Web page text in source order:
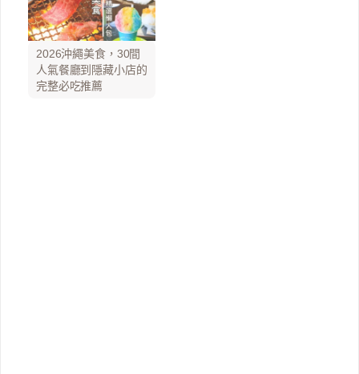
2026沖繩美食，30間
人氣餐廳到隱藏小店的
完整必吃推薦